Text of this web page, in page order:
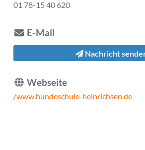
01 78-15 40 620
E-Mail
Nachricht
Webseite
/www.hundeschule-heinrichsen.de